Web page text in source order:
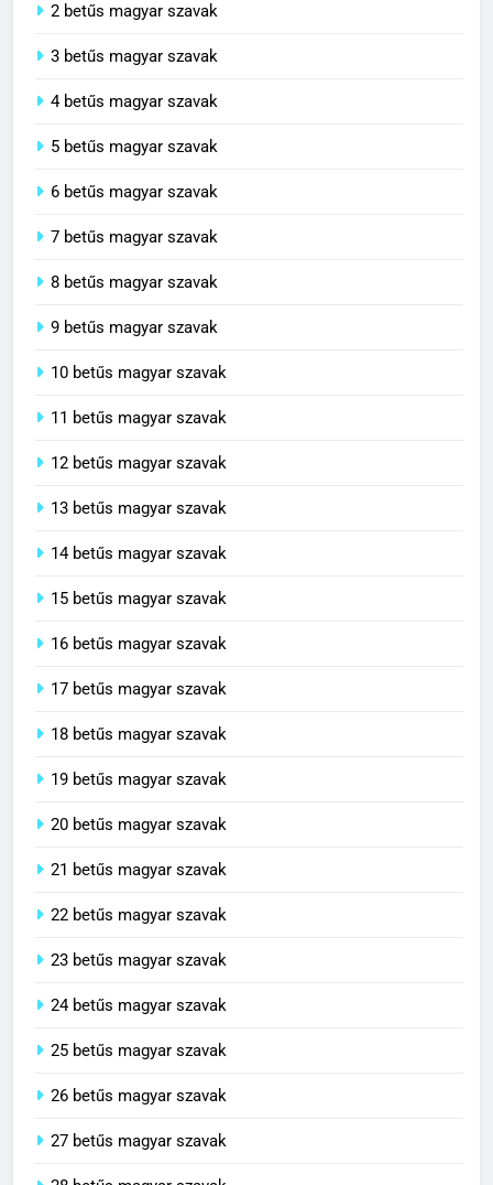
2 betűs magyar szavak
3 betűs magyar szavak
4 betűs magyar szavak
5 betűs magyar szavak
6 betűs magyar szavak
7 betűs magyar szavak
8 betűs magyar szavak
9 betűs magyar szavak
10 betűs magyar szavak
11 betűs magyar szavak
12 betűs magyar szavak
13 betűs magyar szavak
14 betűs magyar szavak
15 betűs magyar szavak
16 betűs magyar szavak
17 betűs magyar szavak
18 betűs magyar szavak
19 betűs magyar szavak
20 betűs magyar szavak
21 betűs magyar szavak
22 betűs magyar szavak
23 betűs magyar szavak
24 betűs magyar szavak
25 betűs magyar szavak
26 betűs magyar szavak
27 betűs magyar szavak